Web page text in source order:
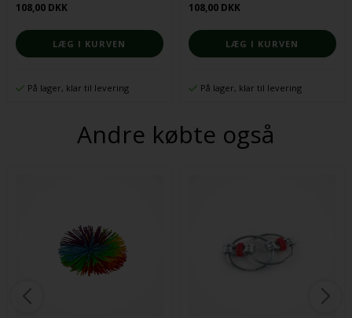
108,00 DKK
På lager, klar til levering
108,00 DKK
På lager, klar til levering
Andre købte også